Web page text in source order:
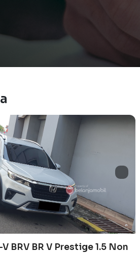
BRV BR V Prestige 1.5 Non